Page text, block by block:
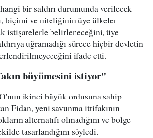
bir saldırı durumunda verilecek
biçimi ve niteliğinin üye ülkeler
istişarelerle belirleneceğini, üye
uğramadığı sürece hiçbir devletin
ifade etti.
büyümesini istiyor"
ikinci büyük ordusuna sahip
Fidan, yeni savunma ittifakının
alternatifi olmadığını ve bölge
tasarlandığını söyledi.